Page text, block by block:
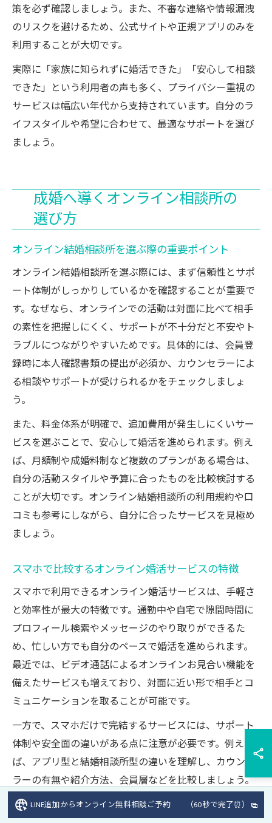
策を必ず確認しましょう。また、不審な連絡や情報漏洩
のリスクを避けるため、公式サイトや正規アプリのみを
利用することが大切です。
実際に「家族に知られずに婚活できた」「安心して相談
できた」という利用者の声も多く、プライバシー重視の
サービスは幅広い年代から支持されています。自分のラ
イフスタイルや希望に合わせて、最適なサポートを選び
ましょう。
成婚へ導くオンライン相談所の
選び方
オンライン結婚相談所を選ぶ際の重要ポイント
オンライン結婚相談所を選ぶ際には、まず信頼性とサポ
ート体制がしっかりしているかを確認することが重要で
す。なぜなら、オンラインでの活動は対面に比べて相手
の素性を把握しにくく、サポートが不十分だと不安やト
ラブルにつながりやすいためです。具体的には、会員登
録時に本人確認書類の提出が必須か、カウンセラーによ
る相談やサポートが受けられるかをチェックしましょ
う。
また、料金体系が明確で、追加費用が発生しにくいサー
ビスを選ぶことで、安心して婚活を進められます。例え
ば、月額制や成婚料制など複数のプランがある場合は、
自分の活動スタイルや予算に合ったものを比較検討する
ことが大切です。オンライン結婚相談所の利用規約や口
コミも参考にしながら、自分に合ったサービスを見極め
ましょう。
スマホで比較するオンライン婚活サービスの特徴
スマホで利用できるオンライン婚活サービスは、手軽さ
と効率性が最大の特徴です。通勤中や自宅で隙間時間に
プロフィール検索やメッセージのやり取りができるた
め、忙しい方でも自分のペースで婚活を進められます。
最近では、ビデオ通話によるオンラインお見合い機能を
備えたサービスも増えており、対面に近い形で相手とコ
ミュニケーションを取ることが可能です。
一方で、スマホだけで完結するサービスには、サポート
体制や安全面の違いがある点に注意が必要です。例え
ば、アプリ型と結婚相談所型の違いを理解し、カウンセ
ラーの有無や紹介方法、会員層などを比較しましょう。
自分の結婚観やライフスタイルに合ったサービス選び
が、後悔しない婚活への第一歩となります。
LINE追加からオンライン無料相談ご予約 （60秒で完了⏰）